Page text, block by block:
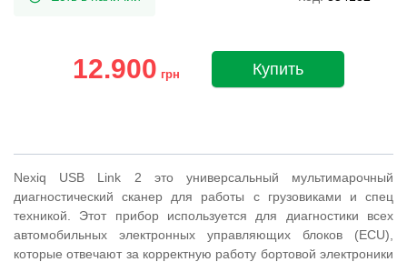
12.900 грн Купить
Nexiq USB Link 2 это универсальный мультимарочный
диагностический сканер для работы с грузовиками и спец
техникой. Этот прибор используется для диагностики всех
автомобильных электронных управляющих блоков (ECU),
которые отвечают за корректную работу бортовой электроники